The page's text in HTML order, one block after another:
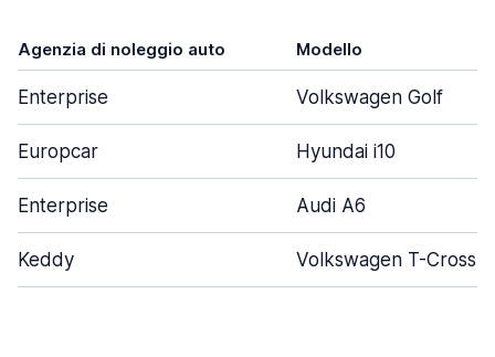
Agenzia di noleggio auto Modello
Enterprise Volkswagen Golf
Europcar Hyundai i10
Enterprise Audi A6
Keddy Volkswagen T-Cross